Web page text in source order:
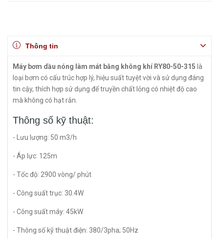
Thông tin
Máy bơm dầu nóng làm mát bằng không khí RY80-50-315 là
loại bơm có cấu trúc hợp lý, hiệu suất tuyệt vời và sử dụng đáng
tin cậy, thích hợp sử dụng để truyền chất lỏng có nhiệt độ cao
mà không có hạt rắn.
Thông số kỹ thuật:
- Lưu lượng: 50 m3/h
- Áp lực: 125m
- Tốc độ: 2900 vòng/ phút
- Công suất trục: 30.4W
- Công suất máy: 45kW
- Thông số kỹ thuật điện: 380/3pha; 50Hz